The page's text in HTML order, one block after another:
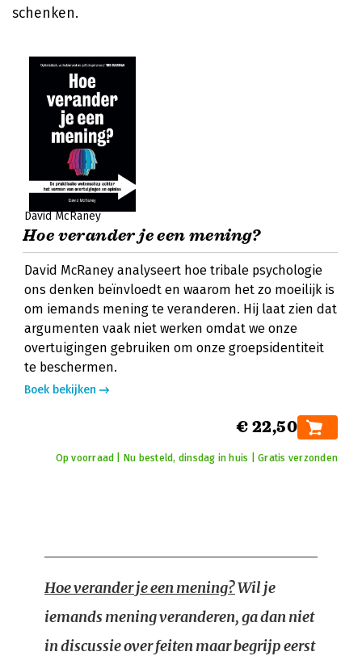
schenken.
David McRaney
Hoe verander je een mening?
David McRaney analyseert hoe tribale psychologie
ons denken beïnvloedt en waarom het zo moeilijk is
om iemands mening te veranderen. Hij laat zien dat
argumenten vaak niet werken omdat we onze
overtuigingen gebruiken om onze groepsidentiteit
te beschermen.
Boek bekijken
€ 22,50
Op voorraad | Nu besteld, dinsdag in huis | Gratis verzonden
Hoe verander je een mening?Wil je
iemands mening veranderen, ga dan niet
in discussie over feiten maar begrijp eerst